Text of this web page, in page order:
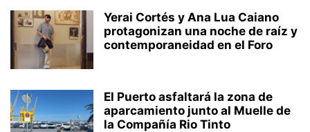
Yerai Cortés y Ana Lua Caiano
protagonizan una noche de raíz y
contemporaneidad en el Foro
El Puerto asfaltará la zona de
aparcamiento junto al Muelle de
la Compañía Rio Tinto